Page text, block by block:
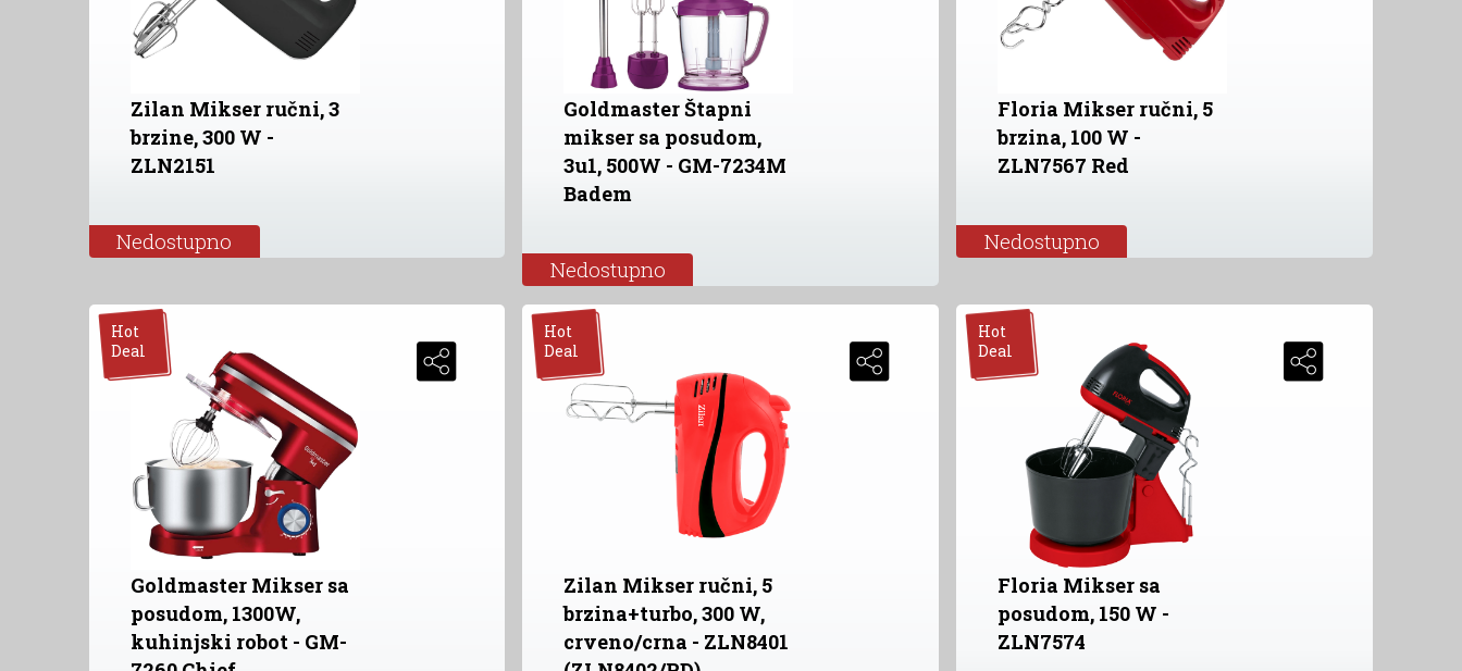
Zilan Mikser ručni, 3
brzine, 300 W -
ZLN2151
Nedostupno
Goldmaster Štapni
mikser sa posudom,
3u1, 500W - GM-7234M
Badem
Nedostupno
Floria Mikser ručni, 5
brzina, 100 W -
ZLN7567 Red
Nedostupno
Hot
Deal
Goldmaster Mikser sa
posudom, 1300W,
kuhinjski robot - GM-
Hot
Deal
Zilan Mikser ručni, 5
brzina+turbo, 300 W,
crveno/crna - ZLN8401
Hot
Deal
Floria Mikser sa
posudom, 150 W -
ZLN7574